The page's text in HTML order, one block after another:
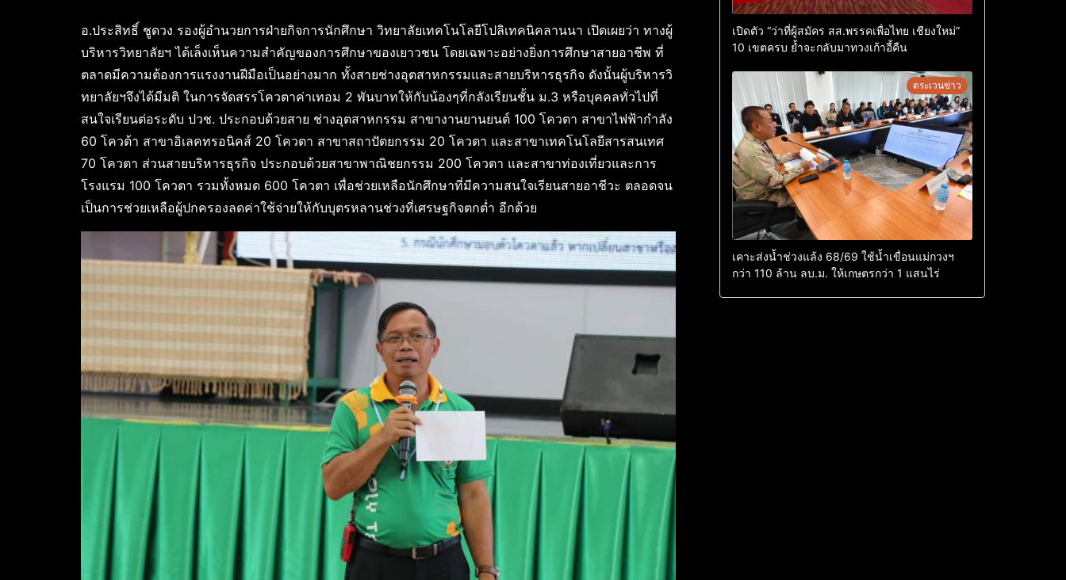
อ.ประสิทธิ์ ชูดวง รองผู้อำนวยการฝ่ายกิจการนักศึกษา วิทยาลัยเทคโนโลยีโปลิเทคนิคลานนา เปิดเผยว่า ทางผู้
บริหารวิทยาลัยฯ ได้เล็งเห็นความสำคัญของการศึกษาของเยาวชน โดยเฉพาะอย่างยิ่งการศึกษาสายอาชีพ ที่
ตลาดมีความต้องการแรงงานฝีมือเป็นอย่างมาก ทั้งสายช่างอุตสาหกรรมและสายบริหารธุรกิจ ดังนั้นผู้บริหารวิ
ทยาลัยฯจึงได้มีมติ ในการจัดสรรโควตาค่าเทอม 2 พันบาทให้กับน้องๆที่กลังเรียนชั้น ม.3 หรือบุคคลทั่วไปที่
สนใจเรียนต่อระดับ ปวช. ประกอบด้วยสาย ช่างอุตสาหกรรม สาขางานยานยนต์ 100 โควตา สาขาไฟฟ้ากำลัง
60 โควต้า สาขาอิเลคทรอนิคส์ 20 โควตา สาขาสถาปัตยกรรม 20 โควตา และสาขาเทคโนโลยีสารสนเทศ
70 โควตา ส่วนสายบริหารธุรกิจ ประกอบด้วยสาขาพาณิชยกรรม 200 โควตา และสาขาท่องเที่ยวและการ
โรงแรม 100 โควตา รวมทั้งหมด 600 โควตา เพื่อช่วยเหลือนักศึกษาที่มีความสนใจเรียนสายอาชีวะ ตลอดจน
เป็นการช่วยเหลือผู้ปกครองลดค่าใช้จ่ายให้กับบุตรหลานช่วงที่เศรษฐกิจตกต่ำ อีกด้วย
เปิดตัว “ว่าที่ผู้สมัคร สส.พรรคเพื่อไทย เชียงใหม่”
10 เขตครบ ย้ำจะกลับมาทวงเก้าอี้คืน
ตระเวนข่าว
เคาะส่งน้ำช่วงแล้ง 68/69 ใช้น้ำเขื่อนแม่กวงฯ
กว่า 110 ล้าน ลบ.ม. ให้เกษตรกว่า 1 แสนไร่